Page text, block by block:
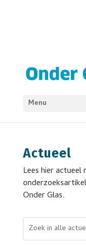
Menu
Actueel
Lees hier
Onder Glas.